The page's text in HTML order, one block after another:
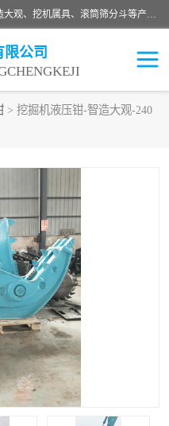
济宁智造工程科技有限公司是一家经营智造大观、挖机属具、滚筒筛分斗等产品的滑移装载机厂家。济宁智造工程科技有限公司奉行以质量赢得用户，诚信为本，互利共赢的宗旨，依靠雄厚的技术力量，科学的管理制度，先进的加工检测设备，始终坚持以客户为中心，免费咨询！
公司
> 挖掘机液压钳-智造大观-240
粉碎钳
土壤修复
开沟机
破碎机
压路机
滑移装载机